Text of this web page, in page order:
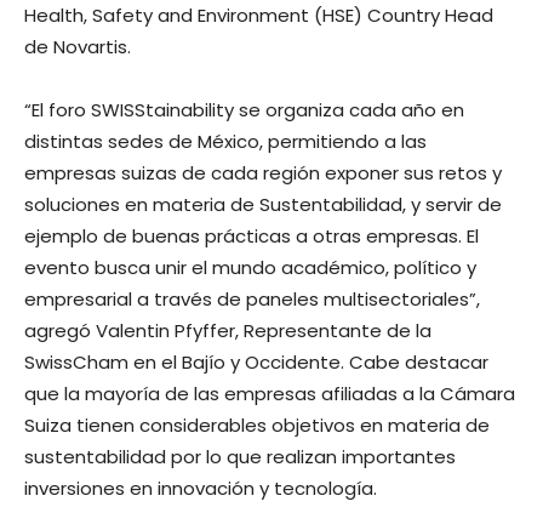
Health, Safety and Environment (HSE) Country Head
de Novartis.
“El foro SWISStainability se organiza cada año en
distintas sedes de México, permitiendo a las
empresas suizas de cada región exponer sus retos y
soluciones en materia de Sustentabilidad, y servir de
ejemplo de buenas prácticas a otras empresas. El
evento busca unir el mundo académico, político y
empresarial a través de paneles multisectoriales”,
agregó Valentin Pfyffer, Representante de la
SwissCham en el Bajío y Occidente. Cabe destacar
que la mayoría de las empresas afiliadas a la Cámara
Suiza tienen considerables objetivos en materia de
sustentabilidad por lo que realizan importantes
inversiones en innovación y tecnología.